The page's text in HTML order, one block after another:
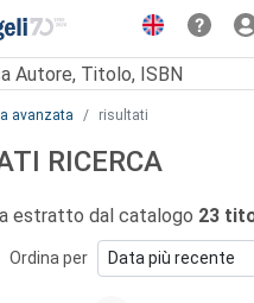
avanzata risultati
RICERCA
estratto dal catalogo 23
Ordina per